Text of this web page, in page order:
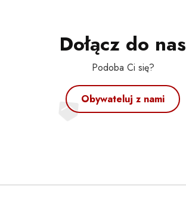
Dołącz do nas
Podoba Ci się?
Obywateluj z nami